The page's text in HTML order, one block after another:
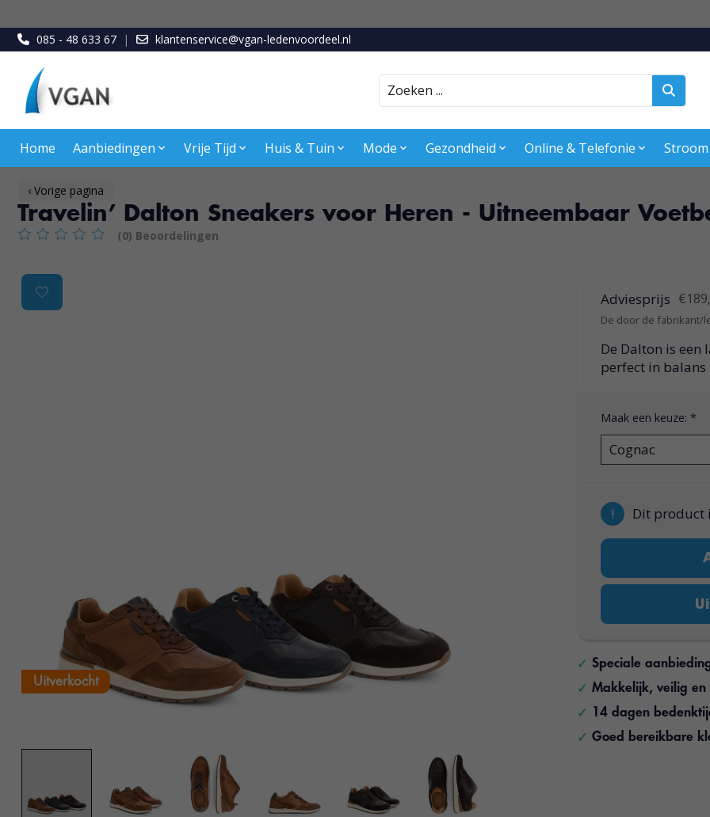
085 - 48 633 67 | klantenservice@vgan-ledenvoordeel.nl
Zoeken
Home Aanbiedingen Vrije Tijd Huis & Tuin Mode Gezondheid Online & Telefonie Stroom
‹ Vorige pagina
Travelin’ Dalton Sneakers voor Heren - Uitneembaar
De beoordeling van dit product is0van de 5
(0) Beoordelingen
Product image slideshow Items
Uitverkocht
Adviesprijs
De door de fabrikant/
De Dalton is een
perfect in balans
Maak een keuze: *
! Dit product
Speciale
Makkelijk, veilig en
14 dagen
Goed bereikbare